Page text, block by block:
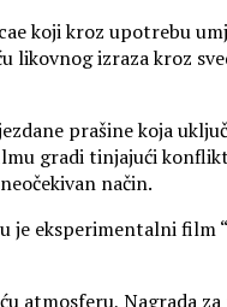
koji kroz upotrebu
izraza kroz
prašine koja
gradi tinjajući
način.
eksperimentalni film
atmosferu, Nagrada